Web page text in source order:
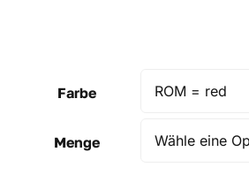
Farbe
Menge